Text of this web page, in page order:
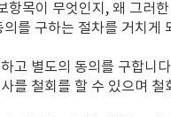
목이 무엇인지, 왜 그러
를 구하는 절차를 거치게
고 별도의 동의를 구합니
철회를 할 수 있으며